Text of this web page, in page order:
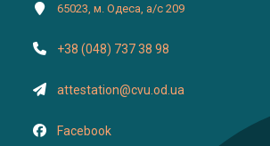
65023, м. Одеса, а/с 209
+38 (048) 737 38 98
attestation@cvu.od.ua
Facebook